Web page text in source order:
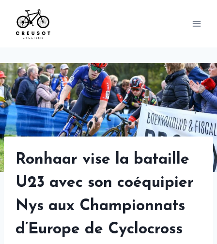
content
Ronhaar vise la bataille
U23 avec son coéquipier
Nys aux Championnats
d’Europe de Cyclocross